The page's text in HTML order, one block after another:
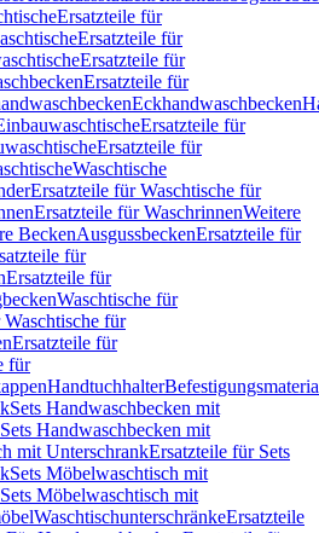
Ersatzteile für
Ersatzteile für
Ersatzteile für
Ersatzteile für
Eckhandwaschbecken
Ersatzteile für
Ersatzteile für
Waschtische
Ersatzteile für Waschtische für
Ersatzteile für WaschrinnenWeitere
BeckenAusgussbeckenErsatzteile für
für
Ersatzteile für
Waschtische für
für
Ersatzteile für
für
Handtuchhalter
Sets Handwaschbecken mit
Handwaschbecken mit
mit UnterschrankErsatzteile für Sets
Sets Möbelwaschtisch mit
Möbelwaschtisch mit
WaschtischunterschränkeErsatzteile